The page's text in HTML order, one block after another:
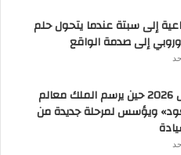
إلى سبتة عندما يتحول حلم
إلى صدمة الواقع
خطاب العرش 2026 حين يرسم الملك معالم
ويؤسس لمرحلة جديدة من